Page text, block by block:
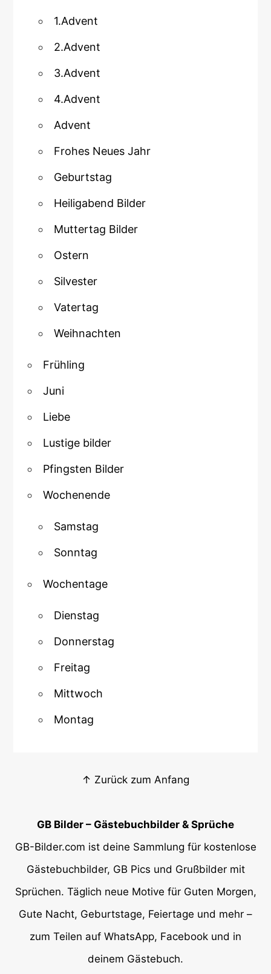
1.Advent
2.Advent
3.Advent
4.Advent
Advent
Frohes Neues Jahr
Geburtstag
Heiligabend Bilder
Muttertag Bilder
Ostern
Silvester
Vatertag
Weihnachten
Frühling
Juni
Liebe
Lustige bilder
Pfingsten Bilder
Wochenende
Samstag
Sonntag
Wochentage
Dienstag
Donnerstag
Freitag
Mittwoch
Montag
↑ Zurück zum Anfang
GB Bilder – Gästebuchbilder & Sprüche
GB-Bilder.com ist deine Sammlung für kostenlose
Gästebuchbilder, GB Pics und Grußbilder mit
Sprüchen. Täglich neue Motive für Guten Morgen,
Gute Nacht, Geburtstage, Feiertage und mehr –
zum Teilen auf WhatsApp, Facebook und in
deinem Gästebuch.